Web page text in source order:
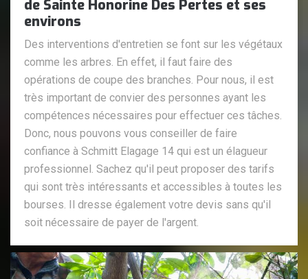
de Sainte Honorine Des Pertes et ses
environs
Des interventions d'entretien se font sur les végétaux
comme les arbres. En effet, il faut faire des
opérations de coupe des branches. Pour nous, il est
très important de convier des personnes ayant les
compétences nécessaires pour effectuer ces tâches.
Donc, nous pouvons vous conseiller de faire
confiance à Schmitt Elagage 14 qui est un élagueur
professionnel. Sachez qu'il peut proposer des tarifs
qui sont très intéressants et accessibles à toutes les
bourses. Il dresse également votre devis sans qu'il
soit nécessaire de payer de l'argent.